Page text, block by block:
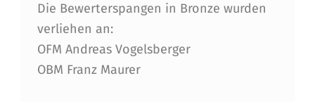
C
H
E
Die Bewerterspangen in Bronze wurden
verliehen an:
OFM Andreas Vogelsberger
OBM Franz Maurer